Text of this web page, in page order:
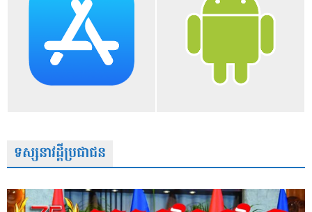
ទស្សនាវដ្តីប្រជាជន